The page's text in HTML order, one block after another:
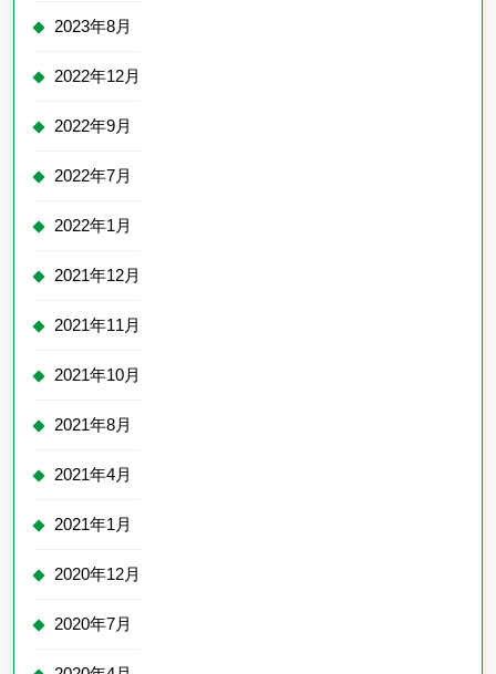
2023年8月
2022年12月
2022年9月
2022年7月
2022年1月
2021年12月
2021年11月
2021年10月
2021年8月
2021年4月
2021年1月
2020年12月
2020年7月